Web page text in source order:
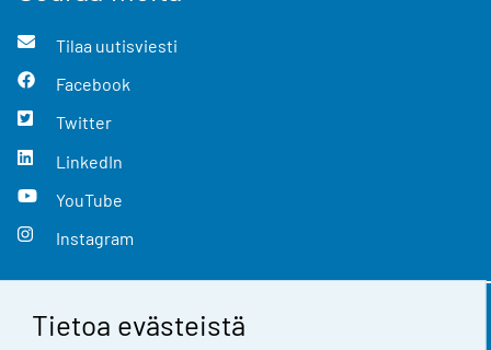
Tietoa evästeistä
Tilaa uutisviesti
Facebook
Twitter
LinkedIn
YouTube
Instagram
Yhteystiedot